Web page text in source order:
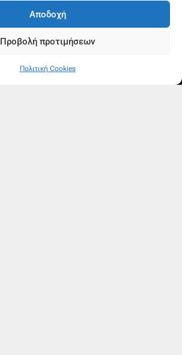
Αποδοχή
Προβολή προτιμήσεων
Πολιτική Cookies